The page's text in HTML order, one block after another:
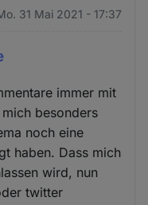
31 Mai 2021 - 17:37
immer mit
besonders
noch eine
haben. Dass mich
wird, nun
twitter